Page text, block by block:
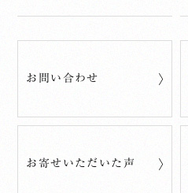
お問い合わせ
お寄せいただいた声